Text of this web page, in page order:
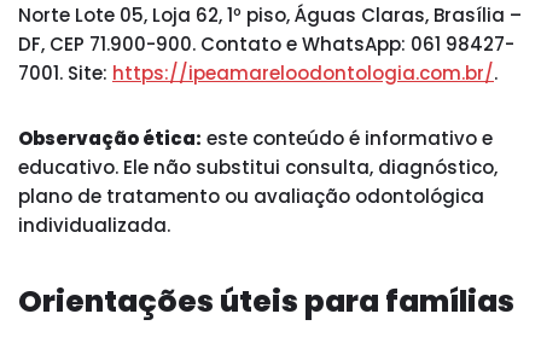
Norte Lote 05, Loja 62, 1º piso, Águas Claras, Brasília –
DF, CEP 71.900-900. Contato e WhatsApp: 061 98427-
7001. Site: https://ipeamareloodontologia.com.br/.
Observação ética: este conteúdo é informativo e
educativo. Ele não substitui consulta, diagnóstico,
plano de tratamento ou avaliação odontológica
individualizada.
Orientações úteis para famílias